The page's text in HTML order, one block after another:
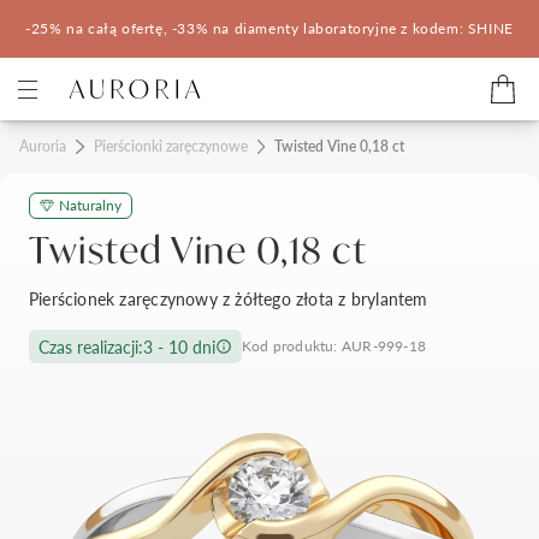
-25% na całą ofertę, -33% na diamenty laboratoryjne z kodem: SHINE
Kategorie
Pierścionki zaręczynowe
Pomocne
Konfigurator 3D
Salon Auroria Arkadia
Korzyści z zakupu
Auroria Pierścionki zaręczynowe Twisted Vine 0,18 ct
Naturalny
Twisted Vine 0,18 ct
Pierścionek zaręczynowy z żółtego złota z brylantem
Czas realizacji:3 - 10 dni Kod produktu: AUR-999-18